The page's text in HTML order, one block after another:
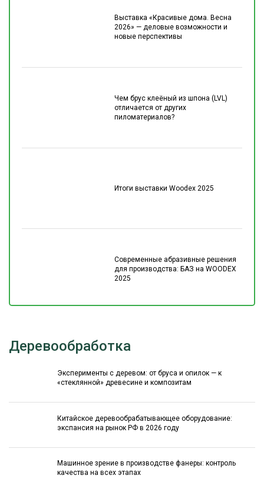
Выставка «Красивые дома. Весна
2026» — деловые возможности и
новые перспективы
Чем брус клеёный из шпона (LVL)
отличается от других
пиломатериалов?
Итоги выставки Woodex 2025
Современные абразивные решения
для производства: БАЗ на WOODEX
2025
Деревообработка
Эксперименты с деревом: от бруса и опилок — к
«стеклянной» древесине и композитам
Китайское деревообрабатывающее оборудование:
экспансия на рынок РФ в 2026 году
Машинное зрение в производстве фанеры: контроль
качества на всех этапах